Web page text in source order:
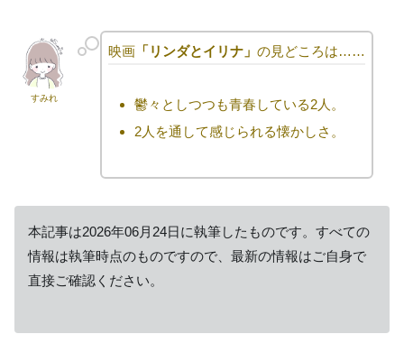
すみれ
映画「リンダとイリナ」 の見どころは……
鬱々としつつも青春している2人。
2人を通して感じられる懐かしさ。
本記事は2026年06月24日に執筆したものです。すべての
情報は執筆時点のものですので、最新の情報はご自身で
直接ご確認ください。